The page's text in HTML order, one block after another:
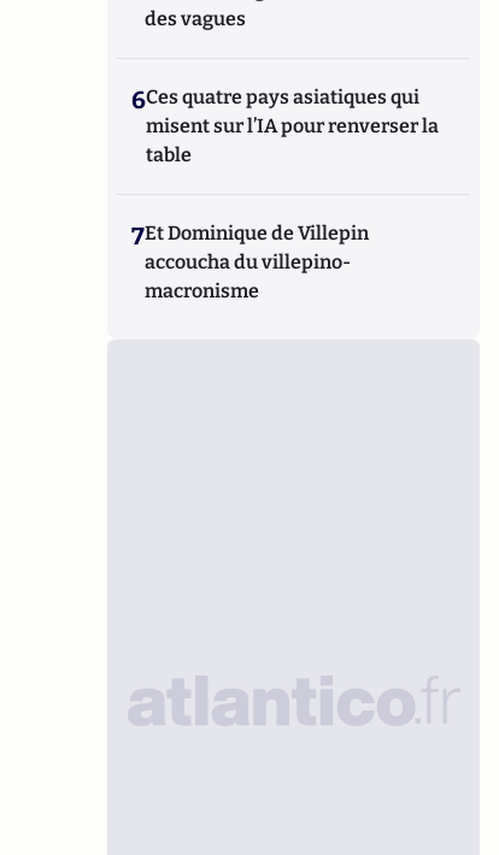
des vagues
6Ces quatre pays asiatiques qui
misent sur l’IA pour renverser la
table
7Et Dominique de Villepin
accoucha du villepino-
macronisme